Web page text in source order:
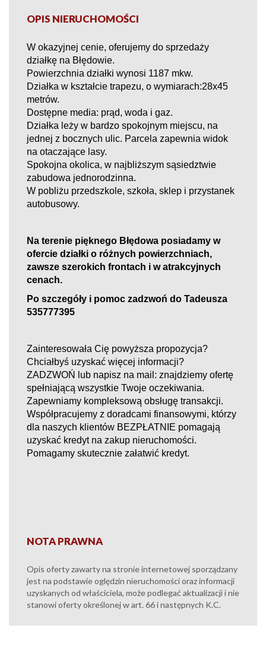
OPIS NIERUCHOMOŚCI
W okazyjnej cenie, oferujemy do sprzedaży
działkę na Błędowie.
Powierzchnia działki wynosi 1187 mkw.
Działka w kształcie trapezu, o wymiarach:28x45
metrów.
Dostępne media: prąd, woda i gaz.
Działka leży w bardzo spokojnym miejscu, na
jednej z bocznych ulic. Parcela zapewnia widok
na otaczające lasy.
Spokojna okolica, w najbliższym sąsiedztwie
zabudowa jednorodzinna.
W pobliżu przedszkole, szkoła, sklep i przystanek
autobusowy.
Na terenie pięknego Błędowa posiadamy w
ofercie działki o różnych powierzchniach,
zawsze szerokich frontach i watrakcyjnych
cenach.
Po szczegóły i pomoc zadzwoń do Tadeusza
535777395
Zainteresowała Cię powyższa propozycja?
Chciałbyś uzyskać więcej informacji?
ZADZWOŃ lub napisz na mail: znajdziemy ofertę
spełniającą wszystkie Twoje oczekiwania.
Zapewniamy kompleksową obsługę transakcji.
Współpracujemy z doradcami finansowymi, którzy
dla naszych klientów BEZPŁATNIE pomagają
uzyskać kredyt na zakup nieruchomości.
Pomagamy skutecznie załatwić kredyt.
NOTA PRAWNA
Opis oferty zawarty na stronie internetowej sporządzany
jest na podstawie oględzin nieruchomości oraz informacji
uzyskanych od właściciela, może podlegać aktualizacji i nie
stanowi oferty określonej w art. 66 i następnych K.C.